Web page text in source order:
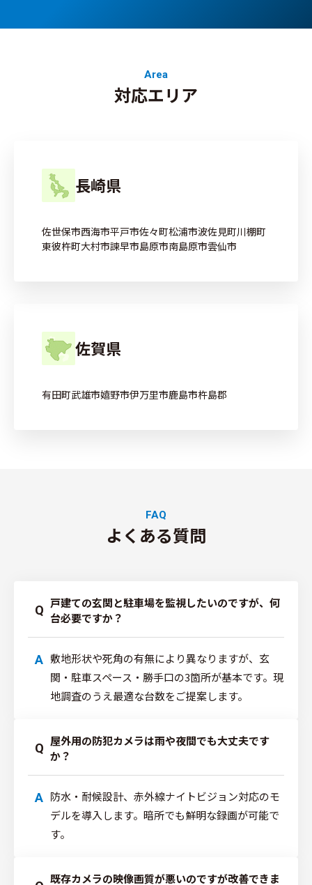
Area
対応エリア
長崎県
佐世保市西海市平戸市佐々町松浦市波佐見町川棚町
東彼杵町大村市諫早市島原市南島原市雲仙市
佐賀県
有田町武雄市嬉野市伊万里市鹿島市杵島郡
FAQ
よくある質問
Q
戸建ての玄関と駐車場を監視したいのですが、何
台必要ですか？
A 敷地形状や死角の有無により異なりますが、玄
関・駐車スペース・勝手口の3箇所が基本です。現
地調査のうえ最適な台数をご提案します。
Q
屋外用の防犯カメラは雨や夜間でも大丈夫です
か？
A 防水・耐候設計、赤外線ナイトビジョン対応のモ
デルを導入します。暗所でも鮮明な録画が可能で
す。
既存カメラの映像画質が悪いのですが改善できま